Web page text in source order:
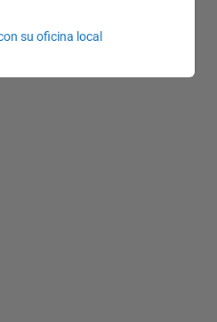
su oficina local